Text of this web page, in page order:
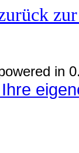
in